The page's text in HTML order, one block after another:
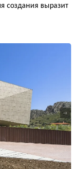
создания выразит